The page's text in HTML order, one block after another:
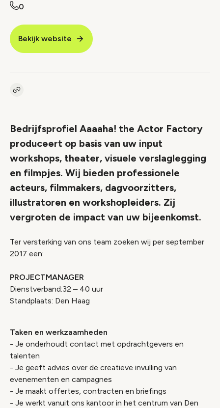
0
Bekijk website
Kopieer link naar vacature
Bedrijfsprofiel Aaaaha! the Actor Factory
produceert op basis van uw input
workshops, theater, visuele verslaglegging
en filmpjes. Wij bieden professionele
acteurs, filmmakers, dagvoorzitters,
illustratoren en workshopleiders. Zij
vergroten de impact van uw bijeenkomst.
Ter versterking van ons team zoeken wij per september
2017 een:
PROJECTMANAGER
Dienstverband:32 – 40 uur
Standplaats: Den Haag
Taken en werkzaamheden
- Je onderhoudt contact met opdrachtgevers en
talenten
- Je geeft advies over de creatieve invulling van
evenementen en campagnes
- Je maakt offertes, contracten en briefings
- Je werkt vanuit ons kantoor in het centrum van Den